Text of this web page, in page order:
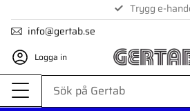
Meny
Trygg e-
1-3 dagars
info@gertab.se
Logga in